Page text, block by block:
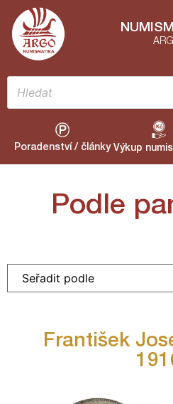
Poradenství / články Výkup
Podle
František